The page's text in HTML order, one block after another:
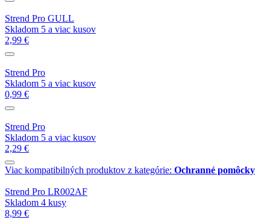
Strend Pro GULL
Skladom 5 a viac kusov
2,99 €
Strend Pro
Skladom 5 a viac kusov
0,99 €
Strend Pro
Skladom 5 a viac kusov
2,29 €
Viac kompatibilných produktov z kategórie: Ochranné pomôcky
Strend Pro LR002AF
Skladom 4 kusy
8,99 €